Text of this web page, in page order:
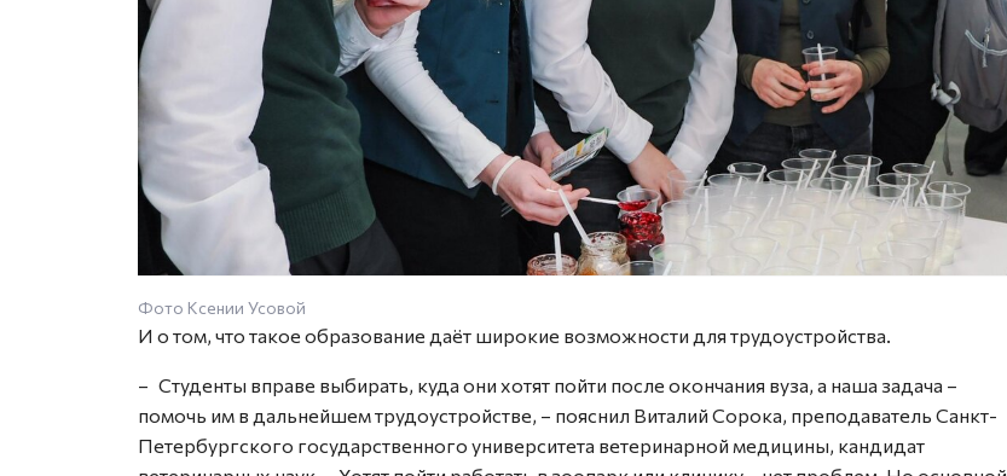
Фото Ксении Усовой
И о том, что такое образование даёт широкие возможности для трудоустройства.
– Студенты вправе выбирать, куда они хотят пойти после окончания вуза, а наша задача –
помочь им в дальнейшем трудоустройстве, – пояснил Виталий Сорока, преподаватель Санкт-
Петербургского государственного университета ветеринарной медицины, кандидат